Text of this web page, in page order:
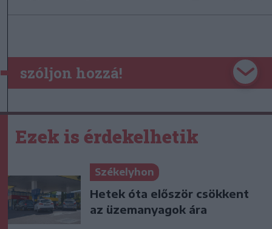
szóljon hozzá!
Ezek is érdekelhetik
Székelyhon
Hetek óta először csökkent
az üzemanyagok ára